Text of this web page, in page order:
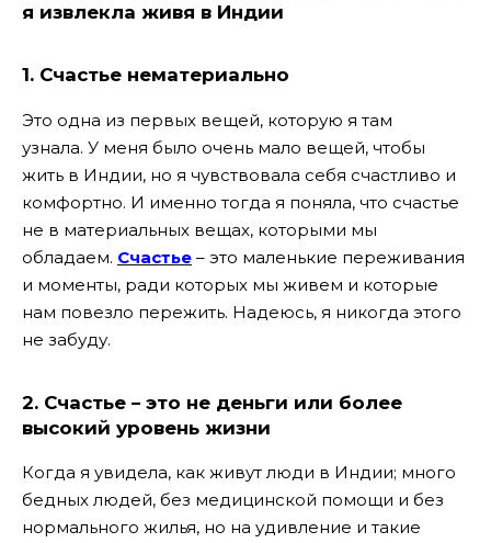
я извлекла живя в Индии
1. Счастье нематериально
Это одна из первых вещей, которую я там
узнала. У меня было очень мало вещей, чтобы
жить в Индии, но я чувствовала себя счастливо и
комфортно. И именно тогда я поняла, что счастье
не в материальных вещах, которыми мы
обладаем. Счастье – это маленькие переживания
и моменты, ради которых мы живем и которые
нам повезло пережить. Надеюсь, я никогда этого
не забуду.
2. Счастье – это не деньги или более
высокий уровень жизни
Когда я увидела, как живут люди в Индии; много
бедных людей, без медицинской помощи и без
нормального жилья, но на удивление и такие